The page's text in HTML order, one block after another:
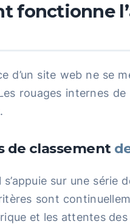
fonctionne
d’un site web ne se
rouages internes
de classement
s’appuie sur une
sont
et les attentes